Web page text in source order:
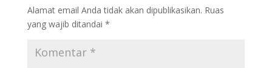
Alamat email Anda tidak akan dipublikasikan. Ruas
yang wajib ditandai *